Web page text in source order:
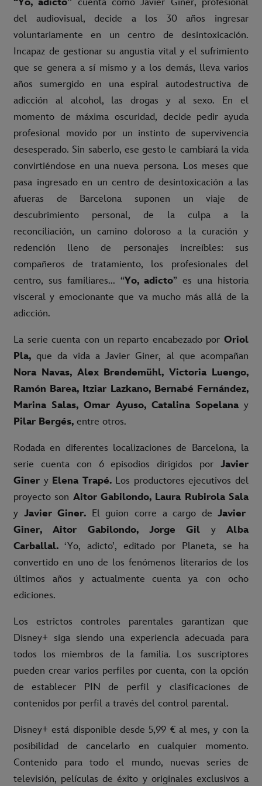
“Yo, adicto” cuenta cómo Javier Giner, profesional
del audiovisual, decide a los 30 años ingresar
voluntariamente en un centro de desintoxicación.
Incapaz de gestionar su angustia vital y el sufrimiento
que se genera a sí mismo y a los demás, lleva varios
años sumergido en una espiral autodestructiva de
adicción al alcohol, las drogas y al sexo. En el
momento de máxima oscuridad, decide pedir ayuda
profesional movido por un instinto de supervivencia
desesperado. Sin saberlo, ese gesto le cambiará la vida
convirtiéndose en una nueva persona. Los meses que
pasa ingresado en un centro de desintoxicación a las
afueras de Barcelona suponen un viaje de
descubrimiento personal, de la culpa a la
reconciliación, un camino doloroso a la curación y
redención lleno de personajes increíbles: sus
compañeros de tratamiento, los profesionales del
centro, sus familiares... “Yo, adicto” es una historia
visceral y emocionante que va mucho más allá de la
adicción.
La serie cuenta con un reparto encabezado por Oriol
Pla, que da vida a Javier Giner, al que acompañan
Nora Navas, Alex Brendemühl, Victoria Luengo,
Ramón Barea, Itziar Lazkano, Bernabé Fernández,
Marina Salas, Omar Ayuso, Catalina Sopelana y
Pilar Bergés, entre otros.
Rodada en diferentes localizaciones de Barcelona, la
serie cuenta con 6 episodios dirigidos por Javier
Giner y Elena Trapé.Los productores ejecutivos del
proyecto son Aitor Gabilondo, Laura Rubirola Sala
y Javier Giner. El guion corre a cargo de Javier
Giner, Aitor Gabilondo, Jorge Gil yAlba
Carballal. ‘Yo, adicto’, editado por Planeta, se ha
convertido en uno de los fenómenos literarios de los
últimos años y actualmente cuenta ya con ocho
ediciones.
Los estrictos controles parentales garantizan que
Disney+ siga siendo una experiencia adecuada para
todos los miembros de la familia. Los suscriptores
pueden crear varios perfiles por cuenta, con la opción
de establecer PIN de perfil y clasificaciones de
contenidos por perfil a través del control parental.
Disney+ está disponible desde 5,99 € al mes, y con la
posibilidad de cancelarlo en cualquier momento.
Contenido para todo el mundo, nuevas series de
televisión, películas de éxito y originales exclusivos a